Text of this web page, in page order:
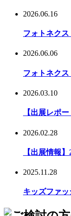
2026.06.16
フォトネク
2026.06.06
フォトネク
2026.03.10
【出展レポ
2026.02.28
【出展情報
2025.11.28
キッズファ